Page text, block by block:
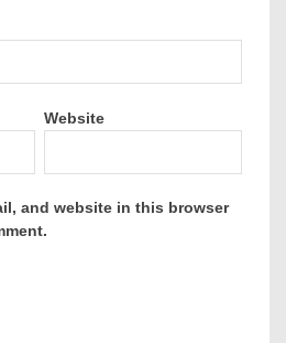
Website
and website in this browser